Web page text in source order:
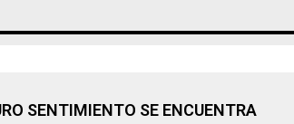
SENTIMIENTO SE ENCUENTRA